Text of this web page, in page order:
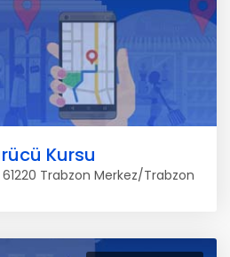
Kursu
Trabzon Merkez/Trabzon